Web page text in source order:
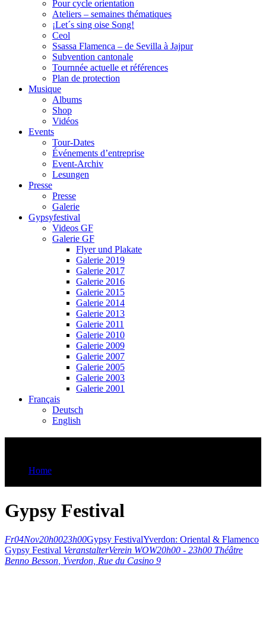
Pour cycle orientation
Ateliers – semaines thématiques
¡Let´s sing oise Song!
Ceol
Ssassa Flamenca – de Sevilla à Jajpur
Subvention cantonale
Tournnée actuelle et références
Plan de protection
Musique
Albums
Shop
Vidéos
Events
Tour-Dates
Événements d’entreprise
Event-Archiv
Lesungen
Presse
Presse
Galerie
Gypsyfestival
Videos GF
Galerie GF
Flyer und Plakate
Galerie 2019
Galerie 2017
Galerie 2016
Galerie 2015
Galerie 2014
Galerie 2013
Galerie 2011
Galerie 2010
Galerie 2009
Galerie 2007
Galerie 2005
Galerie 2003
Galerie 2001
Français
Deutsch
English
Home
Gypsy Festival
Fr04Nov20h0023h00Gypsy FestivalYverdon: Oriental & Flamenco
Gypsy Festival VeranstalterVerein WOW20h00 - 23h00 Théâtre
Benno Besson , Yverdon, Rue du Casino 9